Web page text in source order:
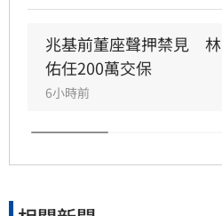
兆基前董座聲押禁見　林
佑任200萬交保
6小時前